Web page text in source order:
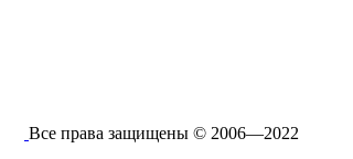
Все права защищены © 2006—2022